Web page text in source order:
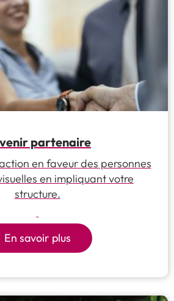
partenaire
en faveur des personnes
en impliquant votre
structure.
En savoir plus